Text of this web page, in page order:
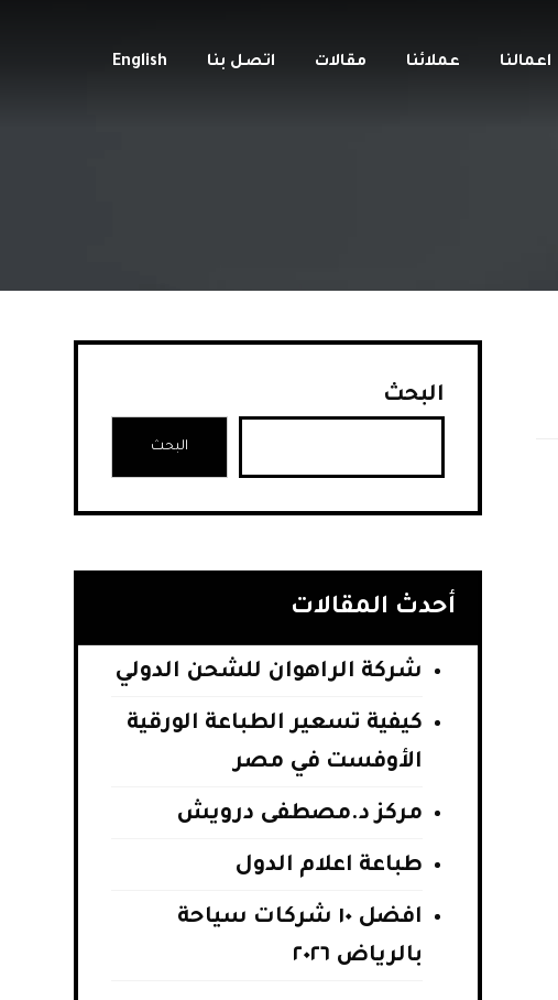
اعمالنا عملائنا مقالات اتصل بنا English
البحث
البحث
أحدث المقالات
شركة الراهوان للشحن الدولي
كيفية تسعير الطباعة الورقية
الأوفست في مصر
مركز د.مصطفى درويش
طباعة اعلام الدول
افضل ١٠ شركات سياحة
بالرياض ٢٠٢٦